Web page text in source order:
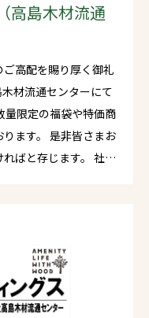
高島木材流通
高配を賜り厚く御礼
皆さまお
と存じます。 社員